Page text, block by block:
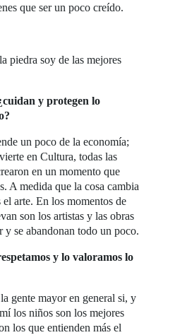
que ser un poco creído.
piedra soy de las mejores
y protegen lo
un poco de la economía;
en Cultura, todas las
en un momento que
A medida que la cosa cambia
arte. En los momentos de
son los artistas y las obras
y se abandonan todo un poco.
y lo valoramos lo
gente mayor en general si, y
los niños son los mejores
los que entienden más el